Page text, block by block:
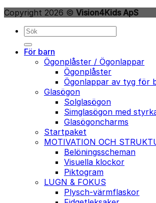
Copyright 2026 © Vision4Kids ApS
Sök
efter:
För barn
Ögonplåster / Ögonlappar
Ögonplåster
Ögonlappar av tyg för
Glasögon
Solglasögon
Simglasögon med
Glasögoncharms
Startpaket
MOTIVATION OCH
Belöningsscheman
Visuella klockor
Piktogram
LUGN & FOKUS
Plysch-värmflaskor